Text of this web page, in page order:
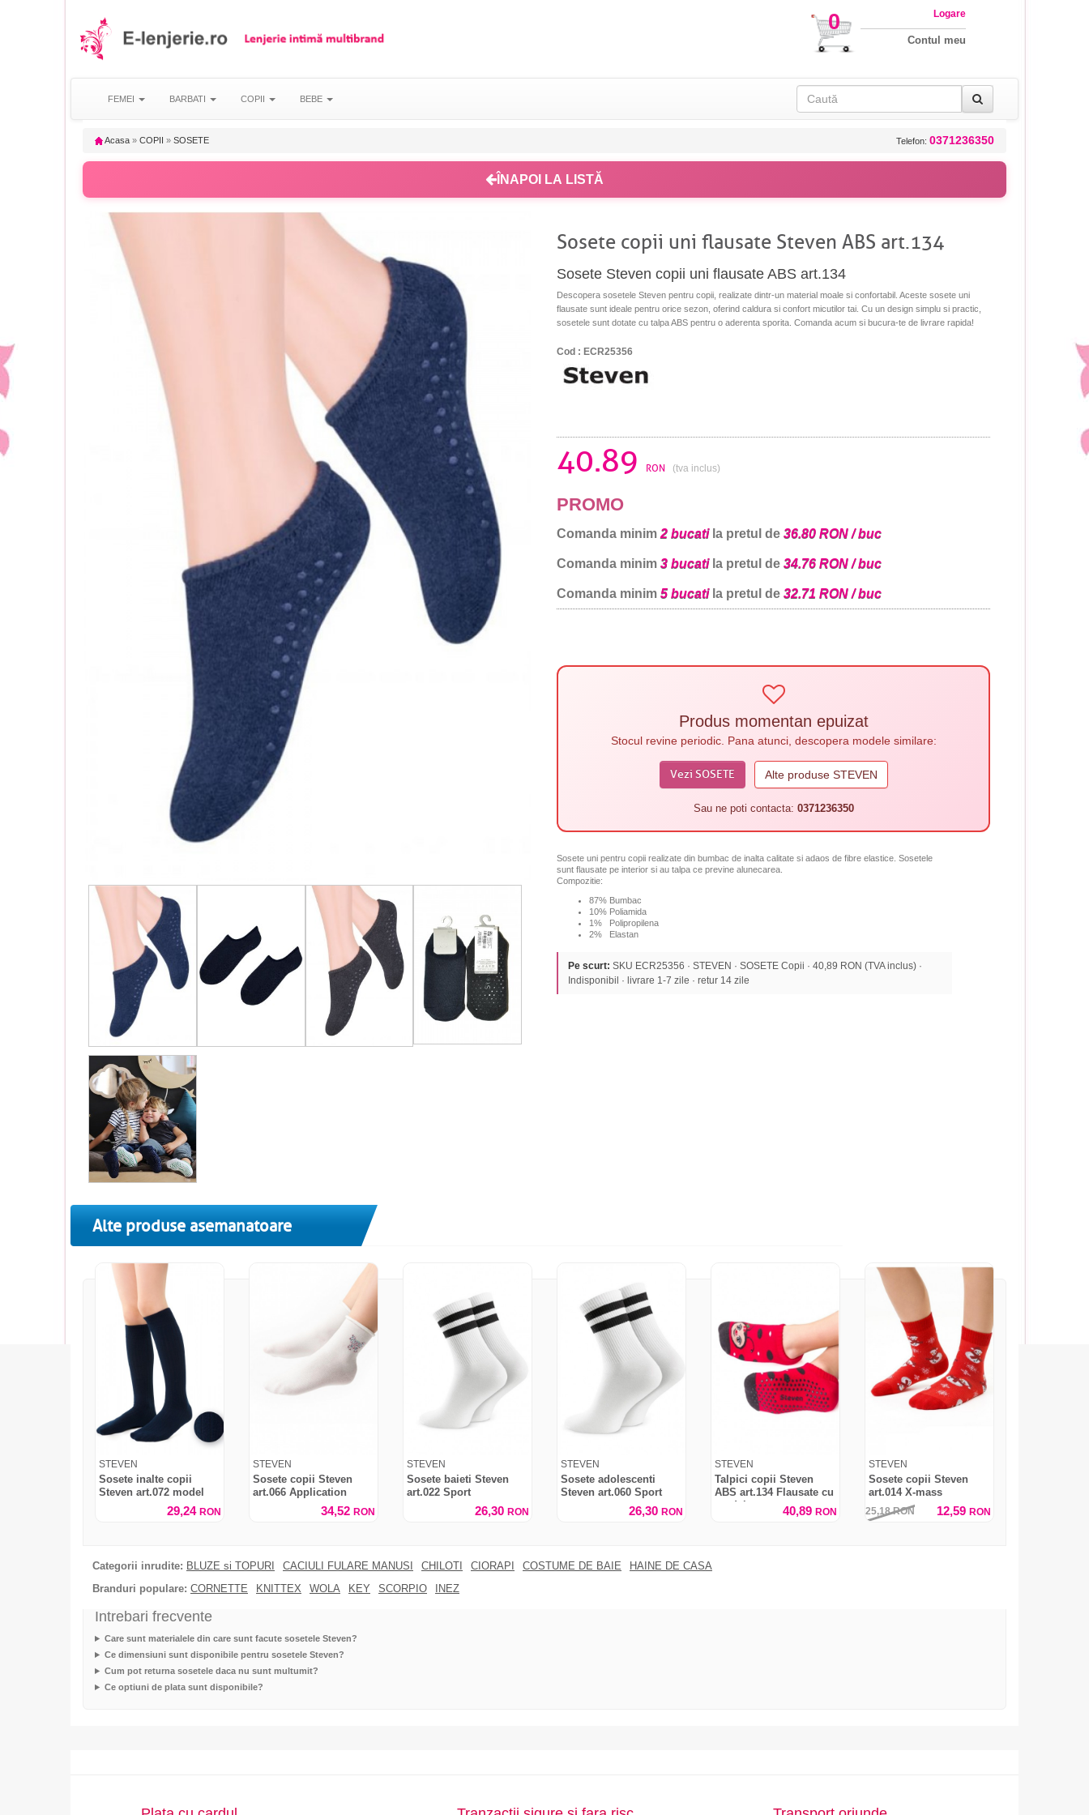
0 Logare
Contul meu
FEMEI BARBATI COPII BEBE
Acasa » COPII » SOSETE Telefon: 0371236350
ÎNAPOI LA LISTĂ
Sosete copii uni flausate Steven ABS art.134
Sosete Steven copii uni flausate ABS art.134
Descopera sosetele Steven pentru copii, realizate dintr-un material moale si confortabil. Aceste sosete uni
flausate sunt ideale pentru orice sezon, oferind caldura si confort micutilor tai. Cu un design simplu si practic,
sosetele sunt dotate cu talpa ABS pentru o aderenta sporita. Comanda acum si bucura-te de livrare rapida!
Cod : ECR25356
40.89 RON (tva inclus)
PROMO
Comanda minim 2 bucatila pretul de 36.80 RON / buc
Comanda minim 3 bucatila pretul de 34.76 RON / buc
Comanda minim 5 bucatila pretul de 32.71 RON / buc
Produs momentan epuizat
Stocul revine periodic. Pana atunci, descopera modele similare:
Vezi SOSETE Alte produse STEVEN
Sau ne poti contacta: 0371236350
Sosete uni pentru copii realizate din bumbac de inalta calitate si adaos de fibre elastice. Sosetele
sunt flausate pe interior si au talpa ce previne alunecarea.
Compozitie:
87% Bumbac
10% Poliamida
1% Polipropilena
2% Elastan
Pe scurt: SKU ECR25356 · STEVEN · SOSETE Copii · 40,89 RON (TVA inclus) ·
Indisponibil · livrare 1-7 zile · retur 14 zile
Alte produse asemanatoare
STEVEN
Sosete inalte copii
Steven art.072 model
29,24 RON
STEVEN
Sosete copii Steven
art.066 Application
34,52 RON
STEVEN
Sosete baieti Steven
art.022 Sport
26,30 RON
STEVEN
Sosete adolescenti
Steven art.060 Sport
26,30 RON
STEVEN
Talpici copii Steven
ABS art.134 Flausate cu
model
40,89 RON
STEVEN
Sosete copii Steven
art.014 X-mass
25,18RON 12,59 RON
Categorii inrudite: BLUZE si TOPURI CACIULI FULARE MANUSI CHILOTI CIORAPI COSTUME DE BAIE
HAINE DE CASA
Branduri populare: CORNETTE KNITTEX WOLA KEY SCORPIO INEZ
Intrebari frecvente
Care sunt materialele din care sunt facute sosetele Steven?
Ce dimensiuni sunt disponibile pentru sosetele Steven?
Cum pot returna sosetele daca nu sunt multumit?
Ce optiuni de plata sunt disponibile?